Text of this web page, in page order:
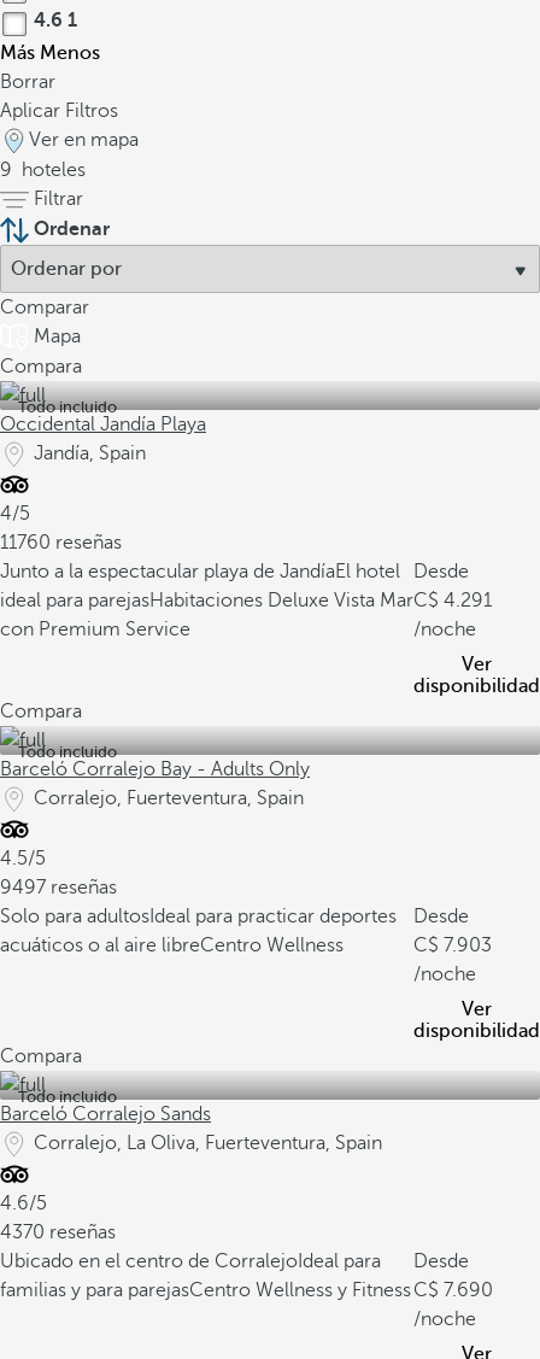
4.6 1
Más Menos
Borrar
Aplicar Filtros
Ver en mapa
9
hoteles
Filtrar
Ordenar
Comparar
Mapa
Compara
Todo incluido
Occidental Jandía Playa
Jandía, Spain
4/5
11760 reseñas
Junto a la espectacular playa de JandíaEl hotel
ideal para parejasHabitaciones Deluxe Vista Mar
con Premium Service
Desde
4.291
/noche
Ver
disponibilidad
Compara
Todo incluido
Barceló Corralejo Bay - Adults Only
Corralejo, Fuerteventura, Spain
4.5/5
9497 reseñas
Solo para adultos Ideal para practicar deportes
acuáticos o al aire libreCentro Wellness
Desde
7.903
/noche
Ver
disponibilidad
Compara
Todo incluido
Barceló Corralejo Sands
Corralejo, La Oliva, Fuerteventura, Spain
4.6/5
4370 reseñas
Ubicado en el centro de Corralejo Ideal para
familias y para parejasCentro Wellness y Fitness
Desde
7.690
/noche
Ver